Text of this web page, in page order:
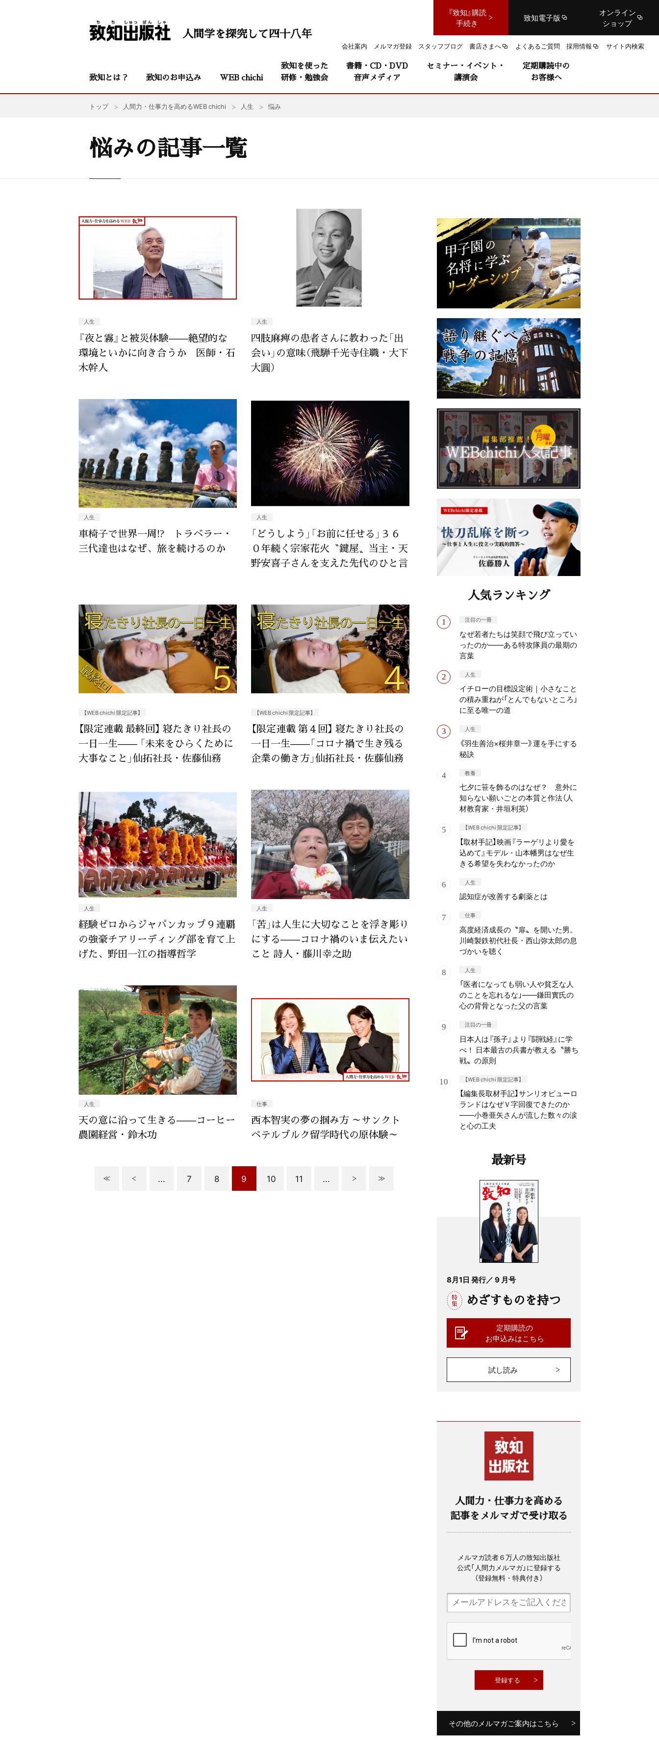
『致知』購読
手続き
致知電子版
オンライン
ショップ
会社案内 メルマガ登録 スタッフブログ 書店さまへ よくあるご質問 採用情報 サイト内検索
人間学を探究して四十八年
致知とは？ 致知のお申込み WEB chichi
致知を使った
研修・勉強会
書籍・CD・DVD
音声メディア
セミナー・イベント・
講演会
定期購読中の
お客様へ
トップ 人間力・仕事力を高めるWEB chichi 人生 悩み
悩みの記事一覧
人生
『夜と霧』と被災体験——絶望的な
環境といかに向き合うか 医師・石
木幹人
人生
四肢麻痺の患者さんに教わった「出
会い」の意味（飛騨千光寺住職・大下
大圓）
人生
車椅子で世界一周!? トラベラー・
三代達也はなぜ、旅を続けるのか
人生
「どうしよう」「お前に任せる」３６
０年続く宗家花火〝鍵屋〟当主・天
野安喜子さんを支えた先代のひと言
【WEB chichi 限定記事】
【限定連載 最終回】 寝たきり社長の
一日一生—— 「未来をひらくために
大事なこと」仙拓社長・佐藤仙務
【WEB chichi 限定記事】
【限定連載 第４回】 寝たきり社長の
一日一生——「コロナ禍で生き残る
企業の働き方」仙拓社長・佐藤仙務
人生
経験ゼロからジャパンカップ９連覇
の強豪チアリーディング部を育て上
げた、野田一江の指導哲学
人生
「苦」は人生に大切なことを浮き彫り
にする——コロナ禍のいま伝えたい
こと 詩人・藤川幸之助
人生
天の意に沿って生きる——コーヒー
農園経営・鈴木功
仕事
西本智実の夢の掴み方 ～サンクト
ペテルブルク留学時代の原体験～
... 7 8 9 10 11 ...
人気ランキング
注目の一冊
なぜ若者たちは笑顔で飛び立ってい
ったのか——ある特攻隊員の最期の
言葉
人生
イチローの目標設定術｜小さなこと
の積み重ねが「とんでもないところ」
に至る唯一の道
人生
《羽生善治×桜井章一》運を手にする
秘訣
教養
七夕に笹を飾るのはなぜ？ 意外に
知らない願いごとの本質と作法（人
材教育家・井垣利英）
【WEB chichi 限定記事】
【取材手記】映画『ラーゲリより愛を
込めて』モデル・山本幡男はなぜ生
きる希望を失わなかったのか
人生
認知症が改善する劇薬とは
仕事
高度経済成長の〝扉〟を開いた男。
川崎製鉄初代社長・西山弥太郎の息
づかいを聴く
人生
「医者になっても弱い人や貧乏な人
のことを忘れるな」——鎌田實氏の
心の背骨となった父の言葉
注目の一冊
日本人は『孫子』より『闘戦経』に学
べ！ 日本最古の兵書が教える〝勝ち
戦〟の原則
【WEB chichi 限定記事】
【編集長取材手記】サンリオピューロ
ランドはなぜＶ字回復できたのか
——小巻亜矢さんが流した数々の涙
と心の工夫
最新号
8月1日 発行／ 9 月号
めざすものを持つ
定期購読の
お申込みはこちら
試し読み
人間力・仕事力を高める
記事をメルマガで受け取る
メルマガ読者６万人の致知出版社
公式「人間力メルマガ」に登録する
（登録無料・特典付き）
その他のメルマガご案内はこちら